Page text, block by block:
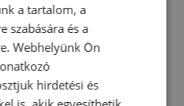
a tartalom, a
szabására és a
Webhelyünk Ön
hirdetési és